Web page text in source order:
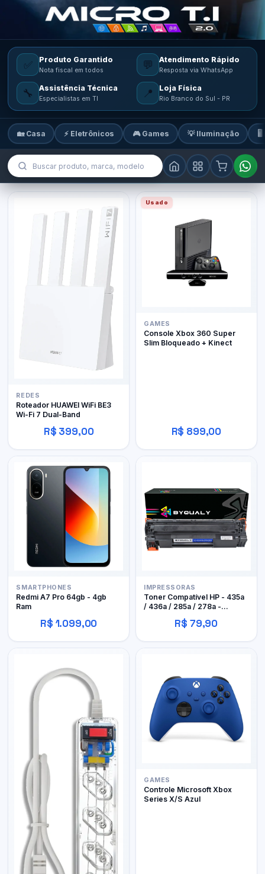
✅ Produto Garantido
Nota fiscal em todos 💬 Atendimento Rápido
Resposta via WhatsApp
🔧 Assistência Técnica
Especialistas em TI 📍 Loja Física
Rio Branco do Sul - PR
🏡 Casa ⚡ Eletrônicos 🎮 Games 💡 Iluminação 🖥️
MicroTi — Sua loja de
REDES
Roteador HUAWEI WiFi BE3
Wi-Fi 7 Dual-Band
R$ 399,00
Usado
GAMES
Console Xbox 360 Super
Slim Bloqueado + Kinect
R$ 899,00
SMARTPHONES
Redmi A7 Pro 64gb - 4gb
Ram
R$ 1.099,00
IMPRESSORAS
Toner Compatível HP - 435a
/ 436a / 285a / 278a -
R$ 79,90
GAMES
Controle Microsoft Xbox
Series X/S Azul